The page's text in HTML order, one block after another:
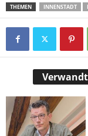
THEMEN INNENSTADT